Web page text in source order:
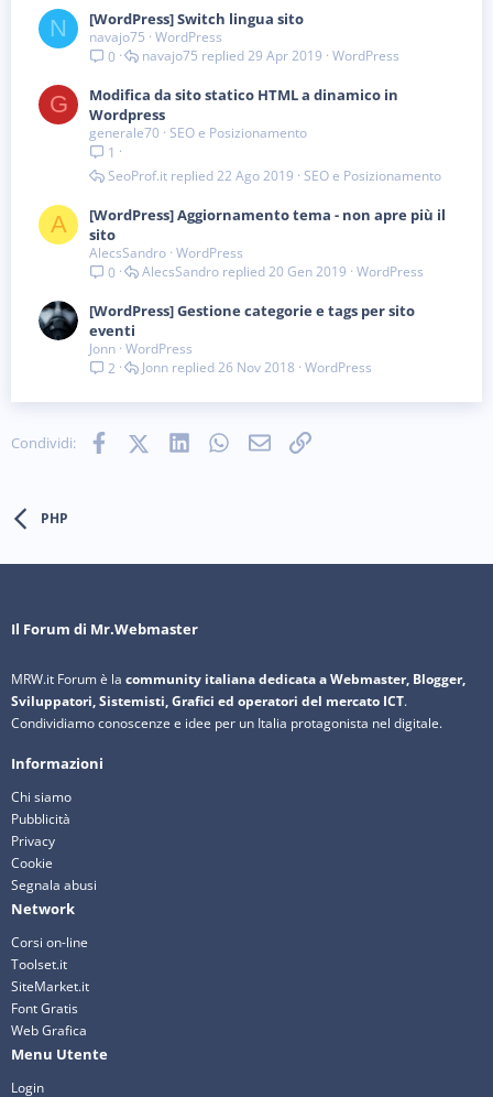
N [WordPress] Switch lingua sito
navajo75 WordPress
0
WordPress
29 Apr 2019
navajo75
G
Modifica da sito statico HTML a dinamico in
Wordpress
generale70 SEO e Posizionamento
1
SEO e Posizionamento
22 Ago 2019
SeoProf.it
A
[WordPress] Aggiornamento tema - non apre più il
sito
AlecsSandro WordPress
0
WordPress
20 Gen 2019
AlecsSandro
[WordPress] Gestione categorie e tags per sito
eventi
Jonn WordPress
2
WordPress
26 Nov 2018
Jonn
Condividi: FacebookX (Twitter)
LinkedInWhatsApp
e-mailLink
PHP
Il Forum di Mr.Webmaster
MRW.it Forum è la community italiana dedicata a Webmaster, Blogger,
Sviluppatori, Sistemisti, Grafici ed operatori del mercato ICT.
Condividiamo conoscenze e idee per un Italia protagonista nel digitale.
Informazioni
Chi siamo
Pubblicità
Privacy
Cookie
Segnala abusi
Network
Corsi on-line
Toolset.it
SiteMarket.it
Font Gratis
Web Grafica
Menu Utente
Login